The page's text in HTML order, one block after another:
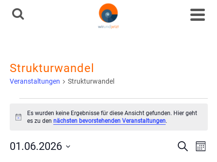
Strukturwandel
Veranstaltungen Strukturwandel
Veranstaltungen
Hinweis
Es wurden keine Ergebnisse für diese Ansicht gefunden. Hier geht
es zu den nächsten bevorstehenden Veranstaltungen.
Suche
Monat
01.06.2026